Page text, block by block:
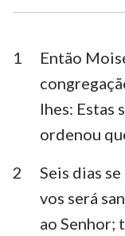
Esdras
Ester
Salmos
Lamentações
Daniel
1
Então
lhes: Estas
ordenou
2
Seis dias
vos será
ao Senhor;